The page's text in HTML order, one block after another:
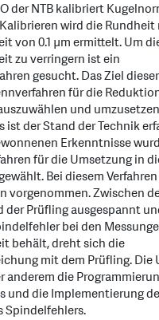
der NTB kalibriert
wird die
von 0.1 μm ermittelt. Um
zu verringern ist ein
gesucht. Das Ziel
für die
und
ist der Stand der Technik
Erkenntnisse
für die Umsetzung in
Bei diesem
vorgenommen. Zwischen
der Prüfling ausgespannt
bei den
behält, dreht sich die
mit dem Prüfling. Die
die
und die Implementierung
Spindelfehlers.